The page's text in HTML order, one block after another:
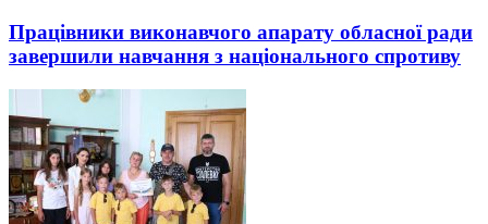
Працівники виконавчого апарату обласної ради
завершили навчання з національного спротиву